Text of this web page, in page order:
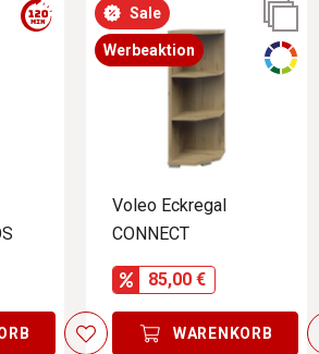
Sale
Werbeaktion
Voleo Eckregal
CONNECT
85,00 €
WARENKORB